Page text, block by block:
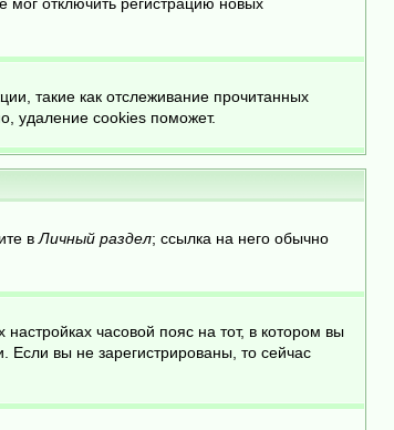
такие как отслеживание прочитанных
удаление cookies поможет.
в Личный раздел; ссылка на него обычно
часовой пояс на тот, в котором вы
Если вы не зарегистрированы, то сейчас